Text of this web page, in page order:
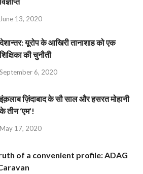
June 13, 2020
देशान्‍तर: यूरोप के आखिरी तानाशाह को एक
शिक्षिका की चुनौती
September 6, 2020
इंक़लाब ज़िंदाबाद के सौ साल और हसरत मोहानी
के तीन ‘एम’!
May 17, 2020
of a convenient profile: ADAG